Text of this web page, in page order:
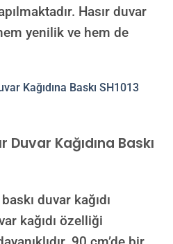
Hasır duvar
yenilik ve hem de
Duvar Kağıdına Baskı
duvar kağıdı
kağıdı özelliği